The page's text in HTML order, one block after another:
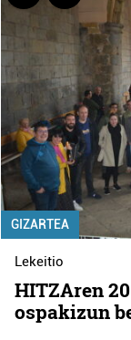
GIZARTEA
Lekeitio
HITZAren
ospakizun